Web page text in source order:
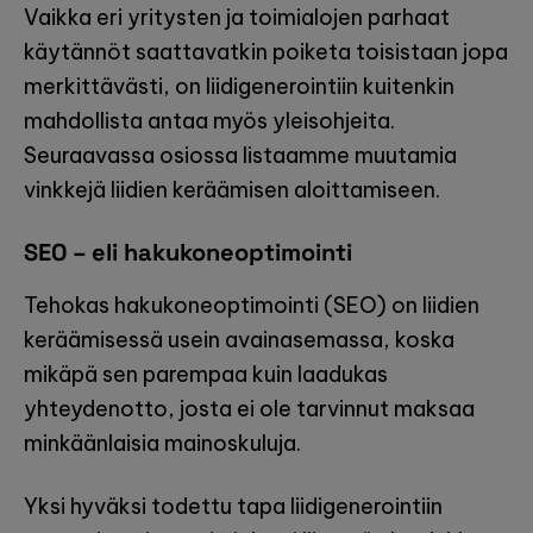
Vaikka eri yritysten ja toimialojen parhaat
käytännöt saattavatkin poiketa toisistaan jopa
merkittävästi, on liidigenerointiin kuitenkin
mahdollista antaa myös yleisohjeita.
Seuraavassa osiossa listaamme muutamia
vinkkejä liidien keräämisen aloittamiseen.
SEO – eli hakukoneoptimointi
Tehokas hakukoneoptimointi (SEO) on liidien
keräämisessä usein avainasemassa, koska
mikäpä sen parempaa kuin laadukas
yhteydenotto, josta ei ole tarvinnut maksaa
minkäänlaisia mainoskuluja.
Yksi hyväksi todettu tapa liidigenerointiin